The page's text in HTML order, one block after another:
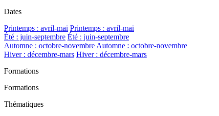
Dates
Printemps : avril-mai Printemps : avril-mai
Été : juin-septembre Été : juin-septembre
Automne : octobre-novembreAutomne : octobre-novembre
Hiver : décembre-mars Hiver : décembre-mars
Formations
Formations
Thématiques